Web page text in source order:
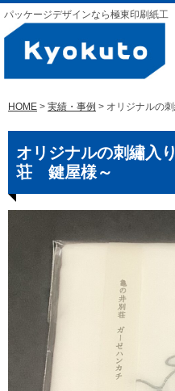
パッケージデザインなら極東印刷紙工
HOME > 実績・事例 > オリジナルの
オリジナルの刺繡入
荘 鍵屋様～